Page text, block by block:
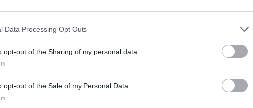
Data Processing Opt Outs
opt-out of the Sharing of my personal data.
opt-out of the Sale of my Personal Data.
κοστούμια που κατασκευάστηκαν αποκλειστικά για την
συνεργάστηκε στενά, αποτελεί φόρο τιμής στη σχολαστική
μόνο την εξωτερική εικόνα της Κάλλας αλλά και να εμβαθύνει
και η ομάδα του, μελέτησαν διεξοδικά φωτογραφίες,
δεκαετία του 1940 έως τη δεκαετία του 1970. Μια από τις πιο
εμφανίσεων της ντίβας στις παραστάσεις της, στα
εκείνης για το περιοδικό Life.